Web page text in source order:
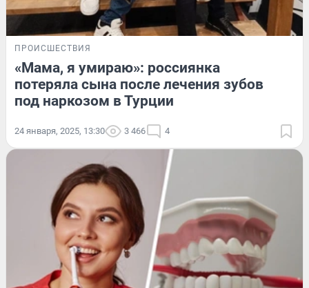
ПРОИСШЕСТВИЯ
«Мама, я умираю»: россиянка
потеряла сына после лечения зубов
под наркозом в Турции
24 января, 2025, 13:30 3 466 4